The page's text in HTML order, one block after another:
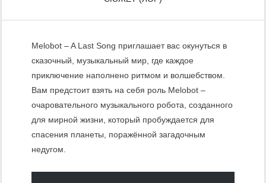
Melobot – A Last Song приглашает вас окунуться в
сказочный, музыкальный мир, где каждое
приключение наполнено ритмом и волшебством.
Вам предстоит взять на себя роль Melobot –
очаровательного музыкального робота, созданного
для мирной жизни, который пробуждается для
спасения планеты, поражённой загадочным
недугом.